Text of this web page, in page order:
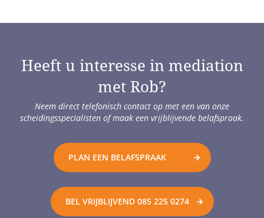
Heeft u interesse in mediation
met Rob?
Neem direct telefonisch contact op met een van onze
scheidingsspecialisten of maak een vrijblijvende belafspraak.
PLAN EEN BELAFSPRAAK
BEL VRIJBLIJVEND 085 225 0274